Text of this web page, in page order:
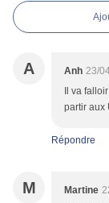
A Anh 23/
Il va
partir aux
Répondre
M Martine